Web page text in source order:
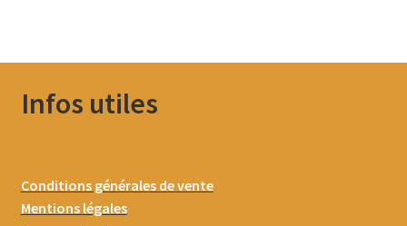
Infos utiles
Conditions générales de vente
Mentions légales